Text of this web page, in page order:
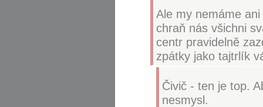
Ale my nemáme
chraň nás všichni
centr pravidelně
zpátky jako tajtrlík
Čivič - ten je top.
nesmysl.